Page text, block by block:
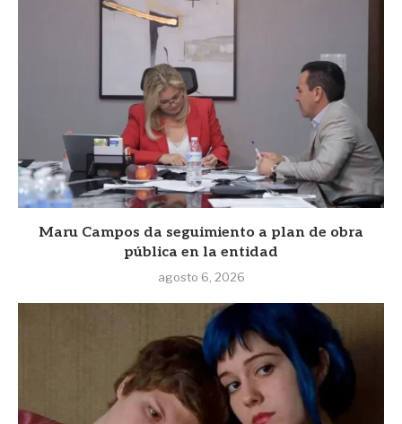
Maru Campos da seguimiento a plan de obra
pública en la entidad
agosto 6, 2026